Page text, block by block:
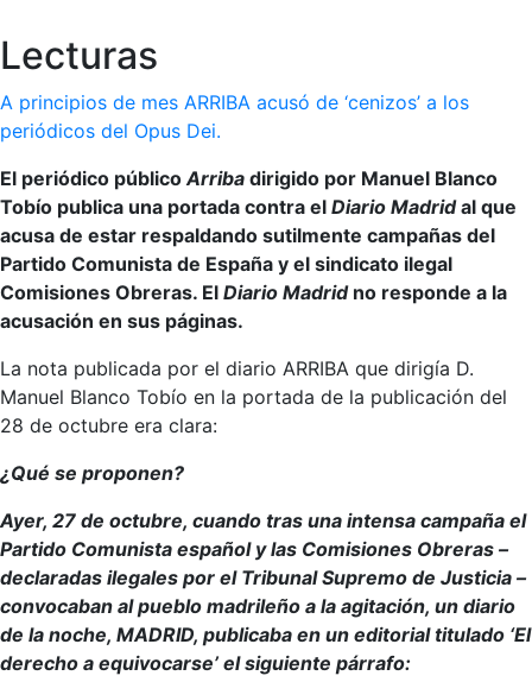
Lecturas
A principios de mes ARRIBA acusó de ‘cenizos’ a los
periódicos del Opus Dei.
El periódico públicoArriba dirigido por Manuel Blanco
Tobío publica una portada contra el Diario Madridal que
acusa de estar respaldando sutilmente campañas del
Partido Comunista de España y el sindicato ilegal
Comisiones Obreras. El Diario Madrid no responde a la
acusación en sus páginas.
La nota publicada por el diario ARRIBA que dirigía D.
Manuel Blanco Tobío en la portada de la publicación del
28 de octubre era clara:
¿Qué se proponen?
Ayer, 27 de octubre, cuando tras una intensa campaña el
Partido Comunista español y las Comisiones Obreras –
declaradas ilegales por el Tribunal Supremo de Justicia –
convocaban al pueblo madrileño a la agitación, un diario
de la noche, MADRID, publicaba en un editorial titulado ‘El
derecho a equivocarse’ el siguiente párrafo: